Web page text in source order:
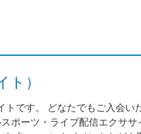
）
です。 どなたでもご入会い
ポーツ・ライブ配信エクササ